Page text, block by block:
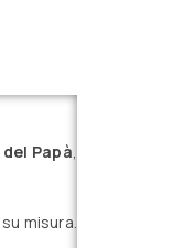
Papà,
misura.